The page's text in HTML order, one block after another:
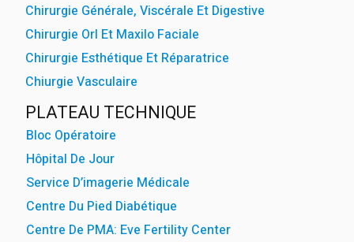
Chirurgie Générale, Viscérale Et Digestive
Chirurgie Orl Et Maxilo Faciale
Chirurgie Esthétique Et Réparatrice
Chiurgie Vasculaire
PLATEAU TECHNIQUE
Bloc Opératoire
Hôpital De Jour
Service D’imagerie Médicale
Centre Du Pied Diabétique
Centre De PMA: Eve Fertility Center